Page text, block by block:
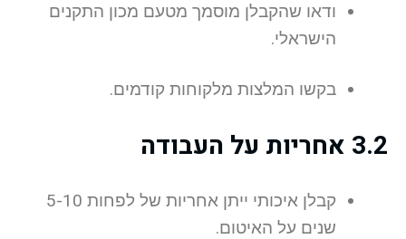
ודאו שהקבלן מוסמך מטעם מכון התקנים
הישראלי.
בקשו המלצות מלקוחות קודמים.
3.2 אחריות על העבודה
קבלן איכותי ייתן אחריות של לפחות 5-10
שנים על האיטום.